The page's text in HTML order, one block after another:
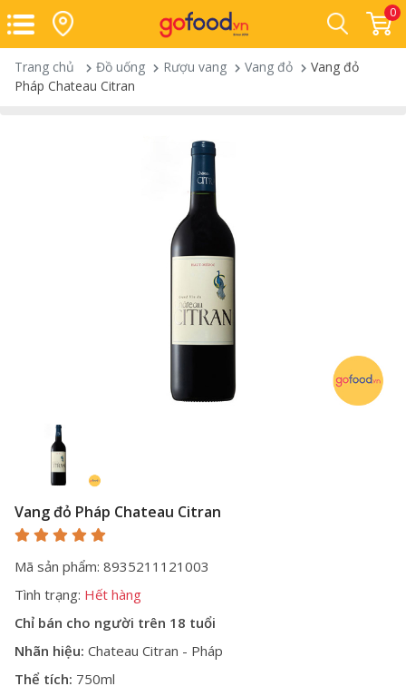
0
Trang chủ Đồ uống Rượu vang Vang đỏ
Vang đỏ
Pháp Chateau Citran
Vang đỏ Pháp Chateau Citran
Mã sản phẩm: 8935211121003
Tình trạng: Hết hàng
Chỉ bán cho người trên 18 tuổi
Nhãn hiệu: Chateau Citran - Pháp
Thể tích: 750ml